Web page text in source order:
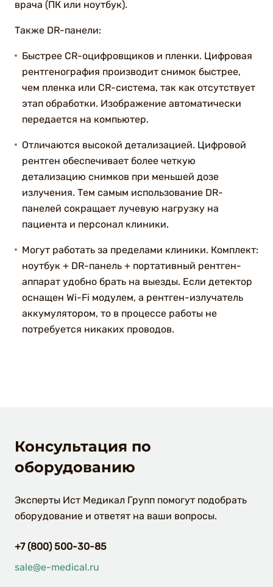
врача (ПК или ноутбук).
Также DR-панели:
Быстрее CR-оцифровщиков и пленки. Цифровая
рентгенография производит снимок быстрее,
чем пленка или CR-система, так как отсутствует
этап обработки. Изображение автоматически
передается на компьютер.
Отличаются высокой детализацией. Цифровой
рентген обеспечивает более четкую
детализацию снимков при меньшей дозе
излучения. Тем самым использование DR-
панелей сокращает лучевую нагрузку на
пациента и персонал клиники.
Могут работать за пределами клиники. Комплект:
ноутбук + DR-панель + портативный рентген-
аппарат удобно брать на выезды. Если детектор
оснащен Wi-Fi модулем, а рентген-излучатель
аккумулятором, то в процессе работы не
потребуется никаких проводов.
Консультация по
оборудованию
Эксперты Ист Медикал Групп помогут подобрать
оборудование и ответят на ваши вопросы.
+7 (800) 500-30-85
sale@e-medical.ru